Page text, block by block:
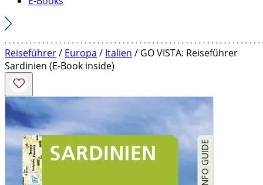
Reiseführer/ Europa / Italien / GO VISTA: Reiseführer
Sardinien (E-Book inside)